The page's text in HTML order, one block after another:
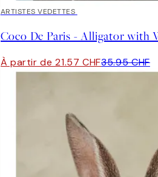
40%*
ARTISTES VEDETTES
Coco De Paris - Alligator with
À partir de 21.57 CHF35.95 CHF